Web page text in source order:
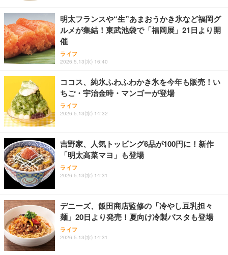
【リチャージWiFi】超ロングバッテリー 100GB 365
日 ギガ付き ポケット WiFi モバイルルーター 契約返
却無し 月額費用無し 簡単ギガチャージ リチャージ
電源ONで即時使える SE Pro 液晶画面付き バッテ
【リチャージWiFi】バッテリー35時間 100GB 365日
ギガ付 ポケット WiFi 海外利用可能【SEProBK-100
GB/365日】
アサヒ スーパードライ [缶] 135ml x 24本 [ケース販
売] [アサヒ 国産 ビール 缶 ALC 5%] LT-1226
￥3,493
天羽の梅 1800ml （ハイボールの元 焼酎用）[天羽飲
料製造 東京都]
お中元 ギフト 【TV紹介されました♪】 純系 名古屋
コーチン 燻製 4種 セット おつまみ お取り寄せグル
メ 100％国産 高級 地鶏 お肉 ハム ソーセージ 冷凍
化粧箱入り 手提げ紙袋 熨斗対応可 南部食鶏 RK-29-
Butz Delicatessen おつまみアソートセット 【誕生
日用（バースデーカード付き）】 おつまみセット 6
品 食べ比べ ご自宅用 お中元 合鴨 牛タン ロースト
明太フランスや“生”あまおうかき氷など福岡グ
ルメが集結！東武池袋で「福岡展」21日より開
催
ライフ
2026.5.13(水) 16:40
ココス、純氷ふわふわかき氷を今年も販売！い
ちご・宇治金時・マンゴーが登場
ライフ
2026.5.13(水) 14:32
吉野家、人気トッピング6品が100円に！新作
「明太高菜マヨ」も登場
ライフ
2026.5.13(水) 14:31
デニーズ、飯田商店監修の「冷やし豆乳担々
麺」20日より発売！夏向け冷製パスタも登場
ライフ
2026.5.13(水) 14:31